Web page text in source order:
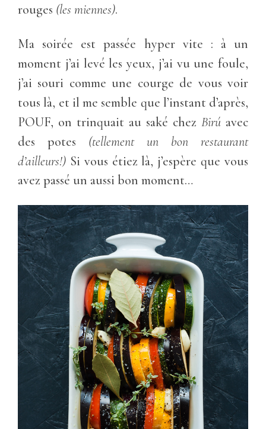
rouges (les miennes).
Ma soirée est passée hyper vite : à un
moment j’ai levé les yeux, j’ai vu une foule,
j’ai souri comme une courge de vous voir
tous là, et il me semble que l’instant d’après,
POUF, on trinquait au saké chez Birú avec
des potes (tellement un bon restaurant
d’ailleurs!) Si vous étiez là, j’espère que vous
avez passé un aussi bon moment…